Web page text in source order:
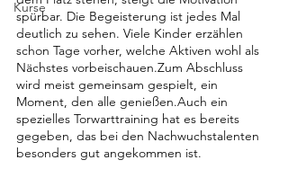
Kurse
spürbar. Die Begeisterung ist jedes Mal
deutlich zu sehen. Viele Kinder erzählen
schon Tage vorher, welche Aktiven wohl als
Nächstes vorbeischauen.Zum Abschluss
wird meist gemeinsam gespielt, ein
Moment, den alle genießen.Auch ein
spezielles Torwarttraining hat es bereits
gegeben, das bei den Nachwuchstalenten
besonders gut angekommen ist.